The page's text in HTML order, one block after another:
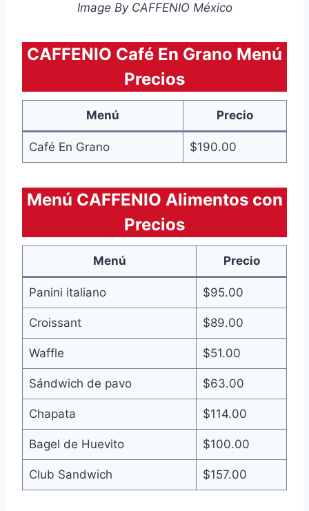
Image By CAFFENIO México
CAFFENIO Café En Grano Menú
Precios
Menú Precio
Café En Grano $190.00
Menú CAFFENIO Alimentos con
Precios
Menú Precio
Panini italiano $95.00
Croissant $89.00
Waffle $51.00
Sándwich de pavo $63.00
Chapata $114.00
Bagel de Huevito $100.00
Club Sandwich $157.00